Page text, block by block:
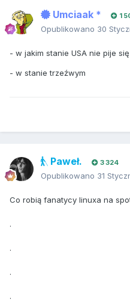
Umciaak * 1
Opublikowano 30
- w jakim stanie USA nie pije
- w stanie trzeźwym
Paweł. 3 324
Opublikowano 31
Co robią fanatycy linuxa na
.
.
.
.